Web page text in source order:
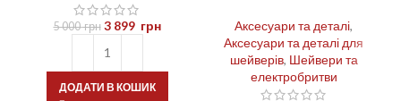
5 000грн 3 899 грн
ДОДАТИ В КОШИК
Аксесуари та деталі,
Аксесуари та деталі для
шейверів, Шейвери та
електробритви